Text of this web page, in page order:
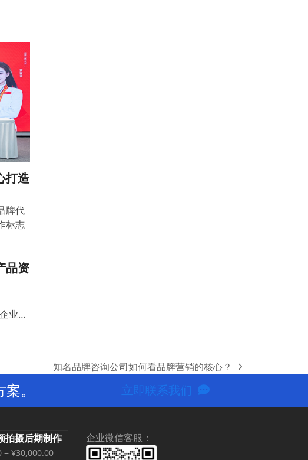
打造
牌代
标志
品资
业…
next
知名品牌咨询公司如何看品牌营销的核心？
。 立即联系我们
拍摄后期制作
– ¥30,000.00价
企业微信客服：